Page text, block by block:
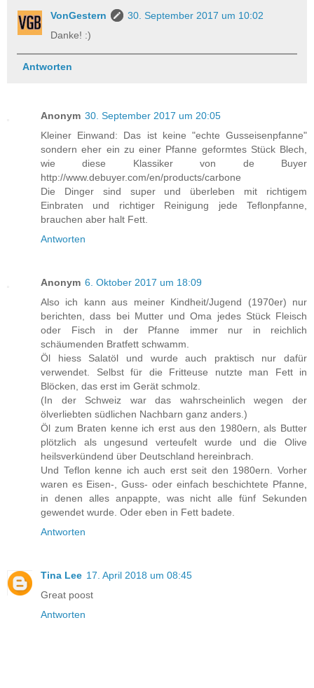
VonGestern
30. September 2017 um 10:02
Danke! :)
Antworten
Anonym 30. September 2017 um 20:05
Kleiner Einwand: Das ist keine "echte Gusseisenpfanne"
sondern eher ein zu einer Pfanne geformtes Stück Blech,
wie diese Klassiker von de Buyer
http://www.debuyer.com/en/products/carbone
Die Dinger sind super und überleben mit richtigem
Einbraten und richtiger Reinigung jede Teflonpfanne,
brauchen aber halt Fett.
Antworten
Anonym 6. Oktober 2017 um 18:09
Also ich kann aus meiner Kindheit/Jugend (1970er) nur
berichten, dass bei Mutter und Oma jedes Stück Fleisch
oder Fisch in der Pfanne immer nur in reichlich
schäumenden Bratfett schwamm.
Öl hiess Salatöl und wurde auch praktisch nur dafür
verwendet. Selbst für die Fritteuse nutzte man Fett in
Blöcken, das erst im Gerät schmolz.
(In der Schweiz war das wahrscheinlich wegen der
ölverliebten südlichen Nachbarn ganz anders.)
Öl zum Braten kenne ich erst aus den 1980ern, als Butter
plötzlich als ungesund verteufelt wurde und die Olive
heilsverkündend über Deutschland hereinbrach.
Und Teflon kenne ich auch erst seit den 1980ern. Vorher
waren es Eisen-, Guss- oder einfach beschichtete Pfanne,
in denen alles anpappte, was nicht alle fünf Sekunden
gewendet wurde. Oder eben in Fett badete.
Antworten
Tina Lee 17. April 2018 um 08:45
Great poost
Antworten